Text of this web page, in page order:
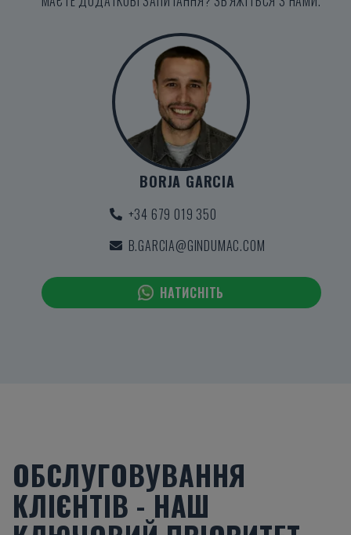
BORJA GARCIA
+34 679 019 350
B.GARCIA@GINDUMAC.COM
НАТИСНІТЬ
ОБСЛУГОВУВАННЯ
КЛІЄНТІВ - НАШ